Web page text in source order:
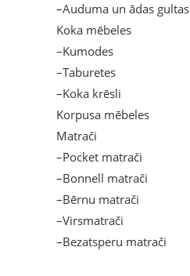
–Auduma un ādas gultas
Koka mēbeles
–Kumodes
–Taburetes
–Koka krēsli
Korpusa mēbeles
Matrači
–Pocket matrači
–Bonnell matrači
–Bērnu matrači
–Virsmatrači
–Bezatsperu matrači